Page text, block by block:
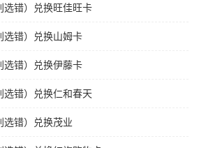
选错）兑换旺佳旺卡
选错）兑换山姆卡
选错）兑换伊藤卡
选错）兑换仁和春天
选错）兑换茂业